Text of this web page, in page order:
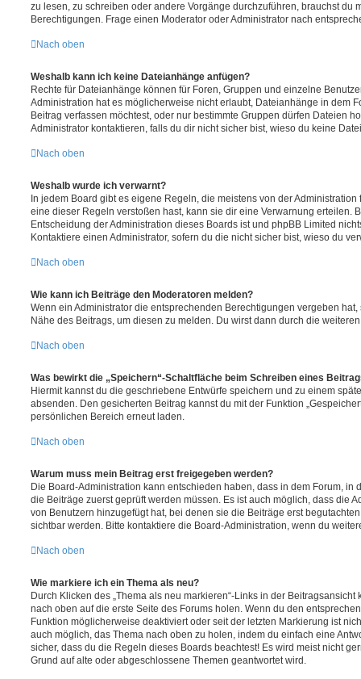
zu lesen, zu schreiben oder andere Vorgänge durchzuführen, brauchst du
Berechtigungen. Frage einen Moderator oder Administrator nach
Nach oben
Weshalb kann ich keine Dateianhänge anfügen?
Rechte für Dateianhänge können für Foren, Gruppen und einzelne
Administration hat es möglicherweise nicht erlaubt, Dateianhänge in dem
Beitrag verfassen möchtest, oder nur bestimmte Gruppen dürfen Dateien
Administrator kontaktieren, falls du dir nicht sicher bist, wieso du keine
Nach oben
Weshalb wurde ich verwarnt?
In jedem Board gibt es eigene Regeln, die meistens von der
eine dieser Regeln verstoßen hast, kann sie dir eine Verwarnung erteilen.
Entscheidung der Administration dieses Boards ist und phpBB Limited
Kontaktiere einen Administrator, sofern du die nicht sicher bist, wieso du
Nach oben
Wie kann ich Beiträge den Moderatoren melden?
Wenn ein Administrator die entsprechenden Berechtigungen vergeben
Nähe des Beitrags, um diesen zu melden. Du wirst dann durch die
Nach oben
Was bewirkt die „Speichern“-Schaltfläche beim Schreiben eines
Hiermit kannst du die geschriebene Entwürfe speichern und zu einem
absenden. Den gesicherten Beitrag kannst du mit der Funktion
persönlichen Bereich erneut laden.
Nach oben
Warum muss mein Beitrag erst freigegeben werden?
Die Board-Administration kann entschieden haben, dass in dem Forum, in
die Beiträge zuerst geprüft werden müssen. Es ist auch möglich, dass die
von Benutzern hinzugefügt hat, bei denen sie die Beiträge erst
sichtbar werden. Bitte kontaktiere die Board-Administration, wenn du
Nach oben
Wie markiere ich ein Thema als neu?
Durch Klicken des „Thema als neu markieren“-Links in der
nach oben auf die erste Seite des Forums holen. Wenn du den
Funktion möglicherweise deaktiviert oder seit der letzten Markierung ist
auch möglich, das Thema nach oben zu holen, indem du einfach eine
sicher, dass du die Regeln dieses Boards beachtest! Es wird meist nicht
Grund auf alte oder abgeschlossene Themen geantwortet wird.